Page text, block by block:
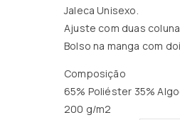
Jaleca Unisexo.
Ajuste com duas
Bolso na manga com
Composição
65% Poliéster 35%
200 g/m2